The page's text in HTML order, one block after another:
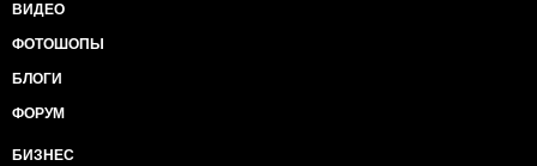
ВИДЕО
ФОТОШОПЫ
БЛОГИ
ФОРУМ
БИЗНЕС